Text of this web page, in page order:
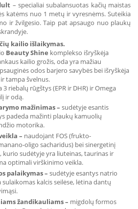
– specialiai subalansuotas kačių maistas
katėms nuo 1 metų ir vyresnėms. Suteikia
ir žvilgesio. Taip pat apsaugo nuo plaukų
kailio išlaikymas.
Beauty Shine komplekso išryškėja
kailio grožis, oda yra mažiau
odos barjero savybės bei išryškėja
tampa švelnus.
riebalų rūgštys (EPR ir DHR) ir Omega
ir odą.
mažinimas– sudėtyje esantis
padeda mažinti plaukų kamuolių
motorika.
– naudojant FOS (frukto-
oligo sacharidus) bei sinergetinį
sudėtyje yra liuteinas, taurinas ir
optimali virškinimo veikla.
palaikymas– sudėtyje esantys natrio
kalcis seilėse, lėtina dantų
žandikauliams– migdolų formos